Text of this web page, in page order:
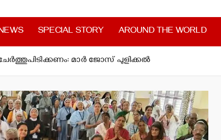
SPECIAL STORY AROUND THE WORLD
മാര്‍ ജോസ് പുളിക്കല്‍